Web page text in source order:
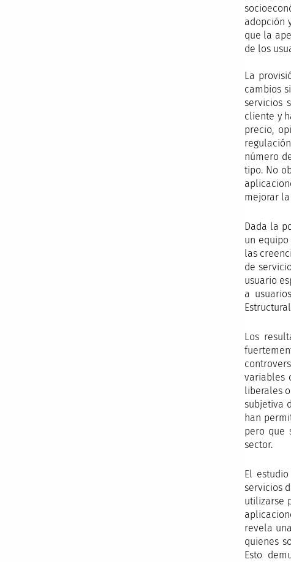
adopción
que la
de los
La
cambios
servicios
cliente y
precio,
número
tipo. No
mejorar
Dada la
un equipo
las
de
usuario
a
Los
variables
liberales
subjetiva
han
pero que
sector.
El
servicios
utilizarse
revela
quienes
Esto